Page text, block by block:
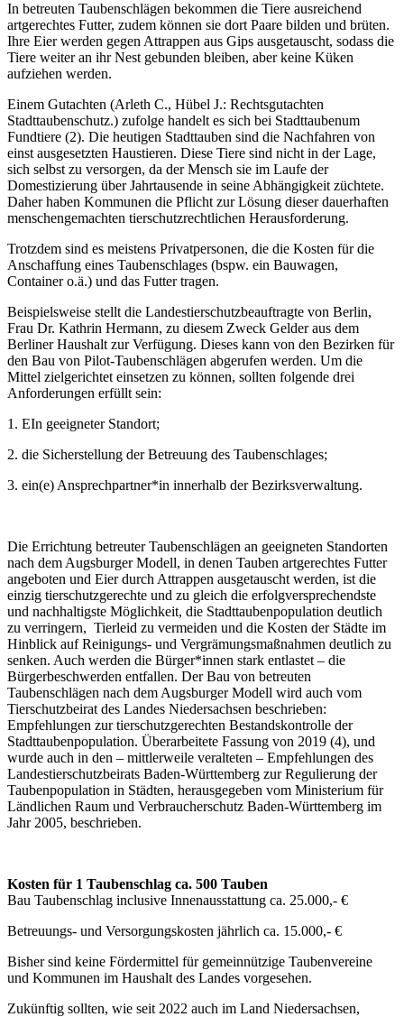
In betreuten Taubenschlägen bekommen die Tiere ausreichend
artgerechtes Futter, zudem können sie dort Paare bilden und brüten.
Ihre Eier werden gegen Attrappen aus Gips ausgetauscht, sodass die
Tiere weiter an ihr Nest gebunden bleiben, aber keine Küken
aufziehen werden.
Einem Gutachten (Arleth C., Hübel J.: Rechtsgutachten
Stadttaubenschutz.) zufolge handelt es sich bei Stadttaubenum
Fundtiere (2). Die heutigen Stadttauben sind die Nachfahren von
einst ausgesetzten Haustieren. Diese Tiere sind nicht in der Lage,
sich selbst zu versorgen, da der Mensch sie im Laufe der
Domestizierung über Jahrtausende in seine Abhängigkeit züchtete.
Daher haben Kommunen die Pflicht zur Lösung dieser dauerhaften
menschengemachten tierschutzrechtlichen Herausforderung.
Trotzdem sind es meistens Privatpersonen, die die Kosten für die
Anschaffung eines Taubenschlages (bspw. ein Bauwagen,
Container o.ä.) und das Futter tragen.
Beispielsweise stellt die Landestierschutzbeauftragte von Berlin,
Frau Dr. Kathrin Hermann, zu diesem Zweck Gelder aus dem
Berliner Haushalt zur Verfügung. Dieses kann von den Bezirken für
den Bau von Pilot-Taubenschlägen abgerufen werden. Um die
Mittel zielgerichtet einsetzen zu können, sollten folgende drei
Anforderungen erfüllt sein:
1. EIn geeigneter Standort;
2. die Sicherstellung der Betreuung des Taubenschlages;
3. ein(e) Ansprechpartner*in innerhalb der Bezirksverwaltung.
Die Errichtung betreuter Taubenschlägen an geeigneten Standorten
nach dem Augsburger Modell, in denen Tauben artgerechtes Futter
angeboten und Eier durch Attrappen ausgetauscht werden, ist die
einzig tierschutzgerechte und zu gleich die erfolgversprechendste
und nachhaltigste Möglichkeit, die Stadttaubenpopulation deutlich
zu verringern, Tierleid zu vermeiden und die Kosten der Städte im
Hinblick auf Reinigungs- und Vergrämungsmaßnahmen deutlich zu
senken. Auch werden die Bürger*innen stark entlastet – die
Bürgerbeschwerden entfallen. Der Bau von betreuten
Taubenschlägen nach dem Augsburger Modell wird auch vom
Tierschutzbeirat des Landes Niedersachsen beschrieben:
Empfehlungen zur tierschutzgerechten Bestandskontrolle der
Stadttaubenpopulation. Überarbeitete Fassung von 2019 (4), und
wurde auch in den – mittlerweile veralteten – Empfehlungen des
Landestierschutzbeirats Baden-Württemberg zur Regulierung der
Taubenpopulation in Städten, herausgegeben vom Ministerium für
Ländlichen Raum und Verbraucherschutz Baden-Württemberg im
Jahr 2005, beschrieben.
Kosten für 1 Taubenschlag ca. 500 Tauben
Bau Taubenschlag inclusive Innenausstattung ca. 25.000,- €
Betreuungs- und Versorgungskosten jährlich ca. 15.000,- €
Bisher sind keine Fördermittel für gemeinnützige Taubenvereine
und Kommunen im Haushalt des Landes vorgesehen.
Zukünftig sollten, wie seit 2022 auch im Land Niedersachsen,